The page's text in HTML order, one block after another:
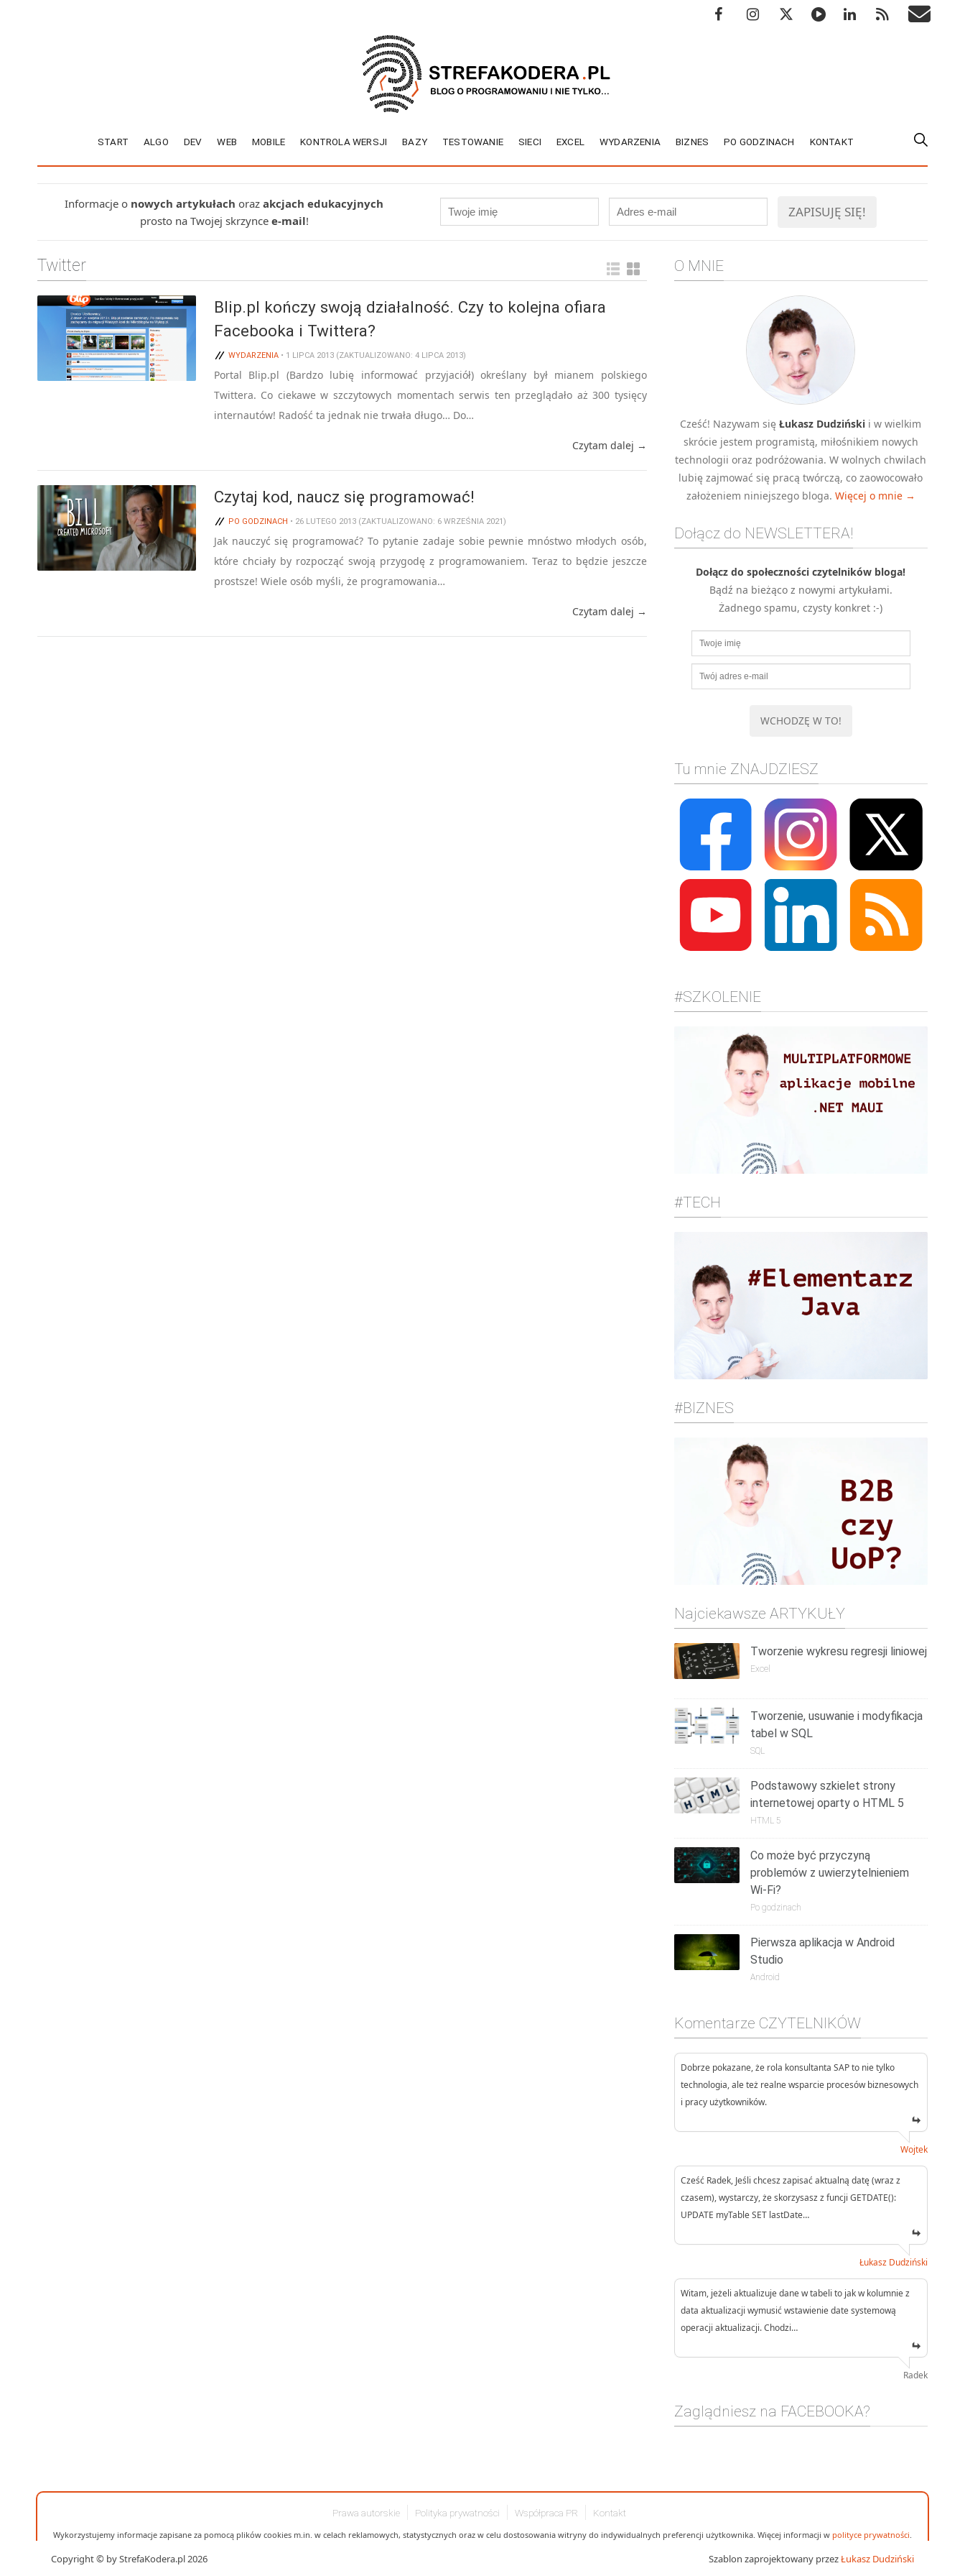
START ALGO DEV WEB MOBILE KONTROLA WERSJI BAZY TESTOWANIE SIECI EXCEL WYDARZENIA BIZNES PO GODZINACH KONTAKT
Informacje o nowych artykułach oraz akcjach edukacyjnych
prosto na Twojej skrzynce e-mail!
Twitter
Blip.pl kończy swoją działalność. Czy to kolejna ofiara
Facebooka i Twittera?
WYDARZENIA• 1 LIPCA 2013 (ZAKTUALIZOWANO: 4 LIPCA 2013)
Portal Blip.pl (Bardzo lubię informować przyjaciół) określany był mianem polskiego
Twittera. Co ciekawe w szczytowych momentach serwis ten przeglądało aż 300 tysięcy
internautów! Radość ta jednak nie trwała długo… Do…
Czytam dalej →
Czytaj kod, naucz się programować!
PO GODZINACH • 26 LUTEGO 2013 (ZAKTUALIZOWANO: 6 WRZEŚNIA 2021)
Jak nauczyć się programować? To pytanie zadaje sobie pewnie mnóstwo młodych osób,
które chciały by rozpocząć swoją przygodę z programowaniem. Teraz to będzie jeszcze
prostsze! Wiele osób myśli, że programowania…
Czytam dalej →
O MNIE
Cześć! Nazywam sięŁukasz Dudziński i w wielkim
skrócie jestem programistą, miłośnikiem nowych
technologii oraz podróżowania. W wolnych chwilach
lubię zajmować się pracą twórczą, co zaowocowało
założeniem niniejszego bloga. Więcej o mnie →
Dołącz do NEWSLETTERA!
Dołącz do społeczności czytelników bloga!
Bądź na bieżąco z nowymi artykułami.
Żadnego spamu, czysty konkret :-)
Tu mnie ZNAJDZIESZ
#SZKOLENIE
#TECH
#BIZNES
Najciekawsze ARTYKUŁY
Tworzenie wykresu regresji liniowej
Excel
Tworzenie, usuwanie i modyfikacja
tabel w SQL
SQL
Podstawowy szkielet strony
internetowej oparty o HTML 5
HTML 5
Co może być przyczyną
problemów z uwierzytelnieniem
Wi-Fi?
Po godzinach
Pierwsza aplikacja w Android
Studio
Android
Komentarze CZYTELNIKÓW
Dobrze pokazane, że rola konsultanta SAP to nie tylko
technologia, ale też realne wsparcie procesów biznesowych
i pracy użytkowników.
Wojtek
Cześć Radek, Jeśli chcesz zapisać aktualną datę (wraz z
czasem), wystarczy, że skorzysasz z funcji GETDATE():
UPDATE myTable SET lastDate…
Łukasz Dudziński
Witam, jeżeli aktualizuje dane w tabeli to jak w kolumnie z
data aktualizacji wymusić wstawienie date systemową
operacji aktualizacji. Chodzi…
Radek
Zaglądniesz na FACEBOOKA?
Prawa autorskie Polityka prywatności Współpraca PR Kontakt
Wykorzystujemy informacje zapisane za pomocą plików cookies m.in. w celach reklamowych, statystycznych oraz w celu dostosowania witryny do indywidualnych preferencji użytkownika. Więcej informacji w polityce prywatności
Copyright © by StrefaKodera.pl 2026 Szablon zaprojektowany przezŁukasz Dudziński